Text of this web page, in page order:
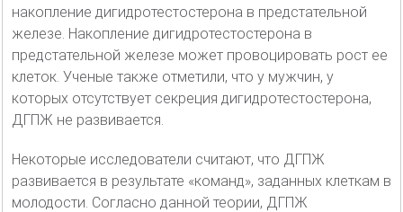
накопление дигидротестостерона в предстательной
железе. Накопление дигидротестостерона в
предстательной железе может провоцировать рост ее
клеток. Ученые также отметили, что у мужчин, у
которых отсутствует секреция дигидротестостерона,
ДГПЖ не развивается.
Некоторые исследователи считают, что ДГПЖ
развивается в результате «команд», заданных клеткам в
молодости. Согласно данной теории, ДГПЖ